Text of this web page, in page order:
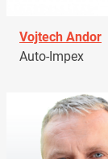
Vojtech Andor
Auto-Impex